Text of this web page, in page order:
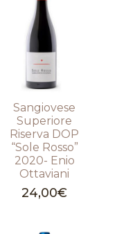
Sangiovese
Superiore
Riserva DOP
“Sole Rosso”
2020- Enio
Ottaviani
24,00€